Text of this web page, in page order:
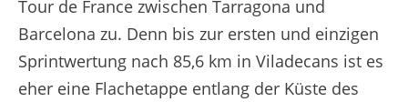
Tour de France zwischen Tarragona und
Barcelona zu. Denn bis zur ersten und einzigen
Sprintwertung nach 85,6 km in Viladecans ist es
eher eine Flachetappe entlang der Küste des